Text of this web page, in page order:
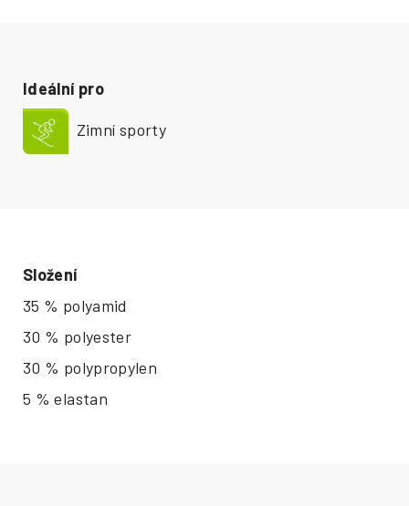
Složení
35 % polyamid
30 % polyester
30 % polypropylen
5 % elastan
Ideální pro
Zimní sporty